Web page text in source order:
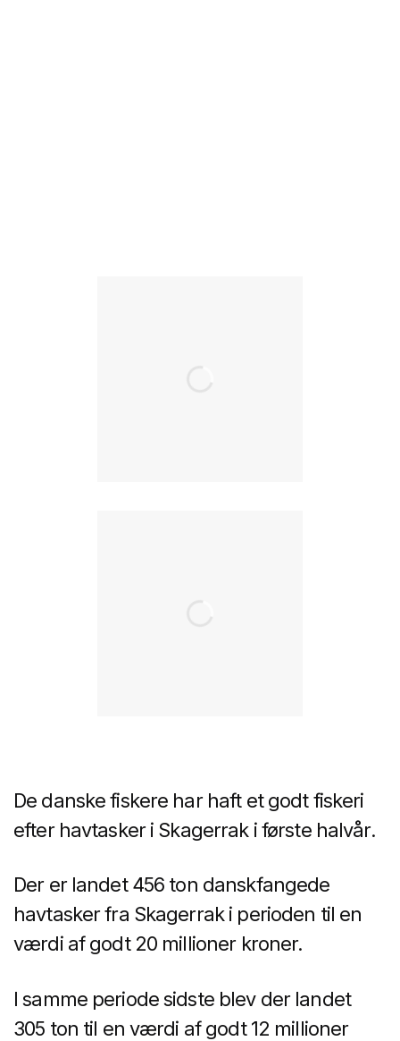
De danske fiskere har haft et godt fiskeri
efter havtasker i Skagerrak i første halvår.
Der er landet 456 ton danskfangede
havtasker fra Skagerrak i perioden til en
værdi af godt 20 millioner kroner.
I samme periode sidste blev der landet
305 ton til en værdi af godt 12 millioner